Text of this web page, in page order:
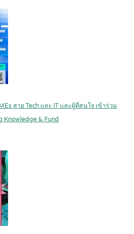
สาย Tech และ IT และผู้ที่สนใจ เข้าร่วม
Knowledge & Fund